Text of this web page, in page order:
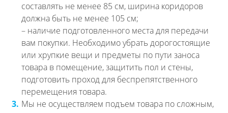
составлять не менее 85 см, ширина коридоров
должна быть не менее 105 см;
– наличие подготовленного места для передачи
вам покупки. Необходимо убрать дорогостоящие
или хрупкие вещи и предметы по пути заноса
товара в помещение, защитить пол и стены,
подготовить проход для беспрепятственного
перемещения товара.
3. Мы не осуществляем подъем товара по сложным,